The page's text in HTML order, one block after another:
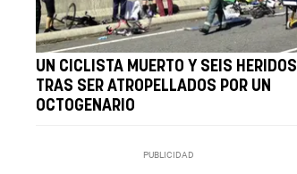
UN CICLISTA MUERTO Y SEIS HERIDOS
TRAS SER ATROPELLADOS POR UN
OCTOGENARIO